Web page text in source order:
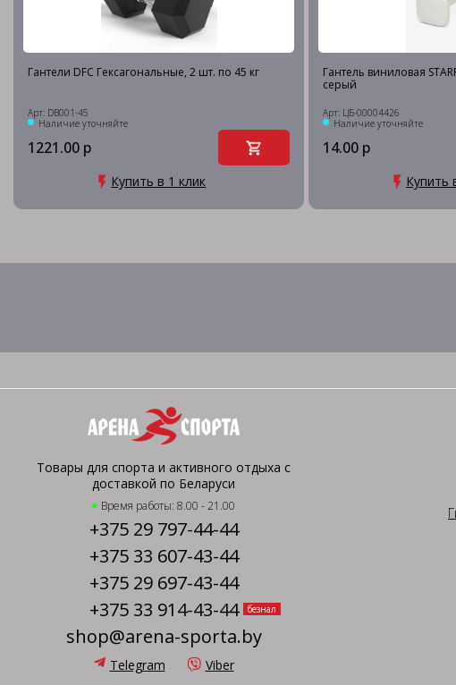
Гантели DFC Гексагональные, 2 шт. по 45 кг
Арт: DB001-45
Наличие уточняйте
1221.00 р
Купить в 1 клик
Гантель виниловая
серый
Арт: ЦБ-00004426
Наличие уточняйте
14.00 р
Купить
Товары для спорта и активного отдыха с
доставкой по Беларуси
Время работы: 8.00 - 21.00
+375 29 797-44-44
+375 33 607-43-44
+375 29 697-43-44
+375 33 914-43-44
безнал
shop@arena-sporta.by
Telegram Viber